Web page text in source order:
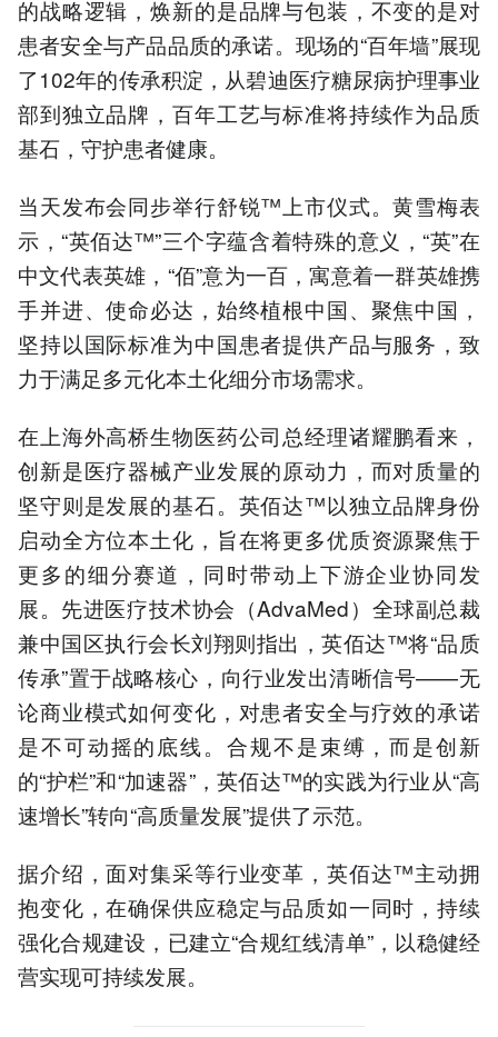
的战略逻辑，焕新的是品牌与包装，不变的是对
患者安全与产品品质的承诺。现场的“百年墙”展现
了102年的传承积淀，从碧迪医疗糖尿病护理事业
部到独立品牌，百年工艺与标准将持续作为品质
基石，守护患者健康。
当天发布会同步举行舒锐™上市仪式。黄雪梅表
示，“英佰达™”三个字蕴含着特殊的意义，“英”在
中文代表英雄，“佰”意为一百，寓意着一群英雄携
手并进、使命必达，始终植根中国、聚焦中国，
坚持以国际标准为中国患者提供产品与服务，致
力于满足多元化本土化细分市场需求。
在上海外高桥生物医药公司总经理诸耀鹏看来，
创新是医疗器械产业发展的原动力，而对质量的
坚守则是发展的基石。英佰达™以独立品牌身份
启动全方位本土化，旨在将更多优质资源聚焦于
更多的细分赛道，同时带动上下游企业协同发
展。先进医疗技术协会（AdvaMed）全球副总裁
兼中国区执行会长刘翔则指出，英佰达™将“品质
传承”置于战略核心，向行业发出清晰信号——无
论商业模式如何变化，对患者安全与疗效的承诺
是不可动摇的底线。合规不是束缚，而是创新
的“护栏”和“加速器”，英佰达™的实践为行业从“高
速增长”转向“高质量发展”提供了示范。
据介绍，面对集采等行业变革，英佰达™主动拥
抱变化，在确保供应稳定与品质如一同时，持续
强化合规建设，已建立“合规红线清单”，以稳健经
营实现可持续发展。